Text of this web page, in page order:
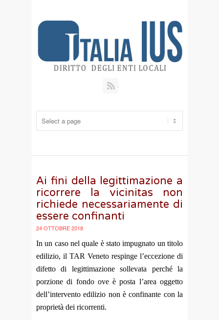
Ai fini della legittimazione a
ricorrere la vicinitas non
richiede necessariamente di
essere confinanti
24 OTTOBRE 2018
In un caso nel quale è stato impugnato un titolo
edilizio, il TAR Veneto respinge l’eccezione di
difetto di legittimazione sollevata perché la
porzione di fondo ove è posta l’area oggetto
dell’intervento edilizio non è confinante con la
proprietà dei ricorrenti.